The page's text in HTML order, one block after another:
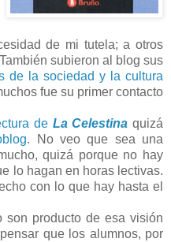
de mi tutela; a otros
subieron al blog sus
de la sociedad y la cultura
fue su primer contacto
de La Celestina quizá
. No veo que sea una
quizá porque no hay
lo hagan en horas lectivas.
con lo que hay hasta el
son producto de esa visión
que los alumnos, por